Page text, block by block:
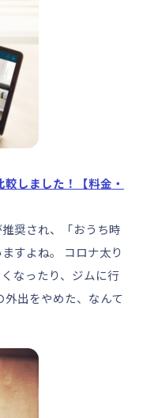
しました！【料金・
奨され、「おうち時
すよね。 コロナ太り
なったり、ジムに行
出をやめた、なんて